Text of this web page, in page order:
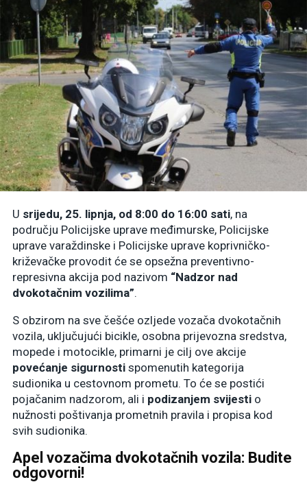
U srijedu, 25. lipnja, od 8:00 do 16:00 sati, na
području Policijske uprave međimurske, Policijske
uprave varaždinske i Policijske uprave koprivničko-
križevačke provodit će se opsežna preventivno-
represivna akcija pod nazivom “Nadzor nad
dvokotačnim vozilima”.
S obzirom na sve češće ozljede vozača dvokotačnih
vozila, uključujući bicikle, osobna prijevozna sredstva,
mopede i motocikle, primarni je cilj ove akcije
povećanje sigurnosti spomenutih kategorija
sudionika u cestovnom prometu. To će se postići
pojačanim nadzorom, ali i podizanjem svijesti o
nužnosti poštivanja prometnih pravila i propisa kod
svih sudionika.
Apel vozačima dvokotačnih vozila: Budite
odgovorni!